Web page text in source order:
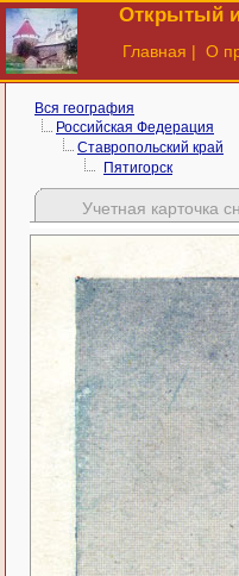
Открытый
Главная | О
Вся география
Российская Федерация
Ставропольский край
Пятигорск
Учетная карточка